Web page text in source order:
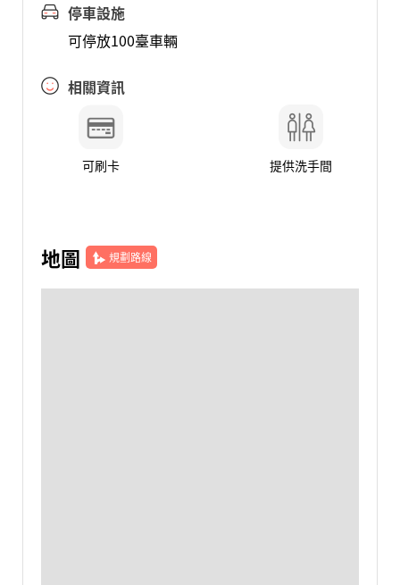
停車設施
可停放100臺車輛
相關資訊
可刷卡 提供洗手間
地圖 規劃路線